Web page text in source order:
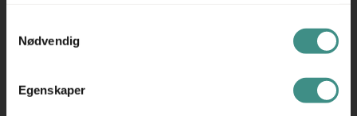
Nødvendig
Egenskaper
oppbevarings- og interiørløsninger for kontor- og
kombinerer Trece funksjonalitet, kvalitet og bærekraft i
produktene sine. Sortimentet omfatter blant annet skap,